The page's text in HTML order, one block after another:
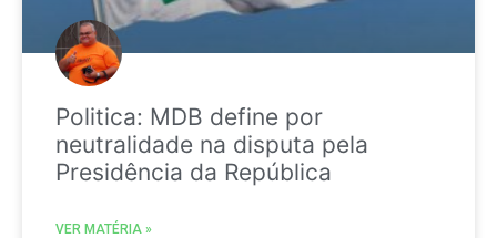
Politica: MDB define por
neutralidade na disputa pela
Presidência da República
VER MATÉRIA »